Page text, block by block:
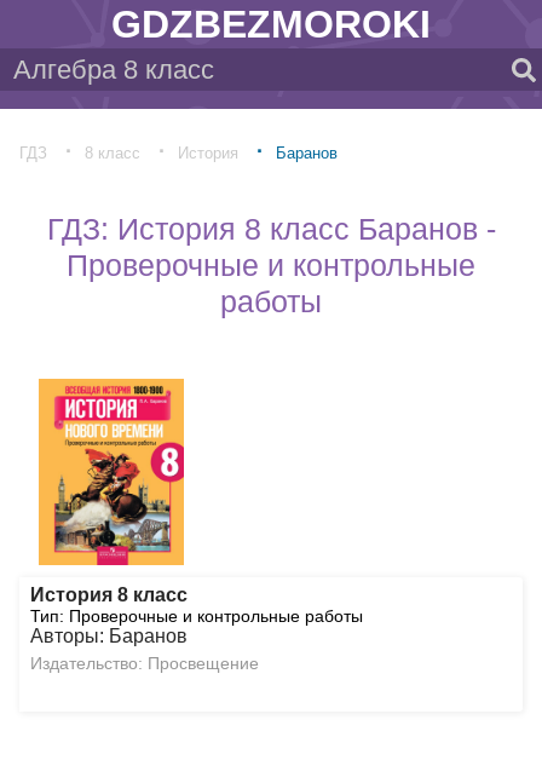
GDZBEZMOROKI
ГДЗ 8 класс История Баранов
ГДЗ: История 8 класс Баранов -
Проверочные и контрольные
работы
История 8 класс
Тип: Проверочные и контрольные работы
Авторы: Баранов
Издательство: Просвещение